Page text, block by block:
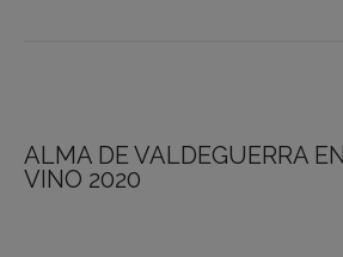
ALMA DE VALDEGUERRA
VINO 2020